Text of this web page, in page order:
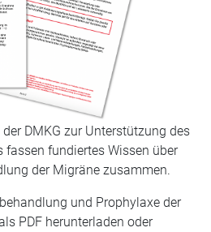
DMKG zur Unterstützung des
fassen fundiertes Wissen über
der Migräne zusammen.
und Prophylaxe der
PDF herunterladen oder